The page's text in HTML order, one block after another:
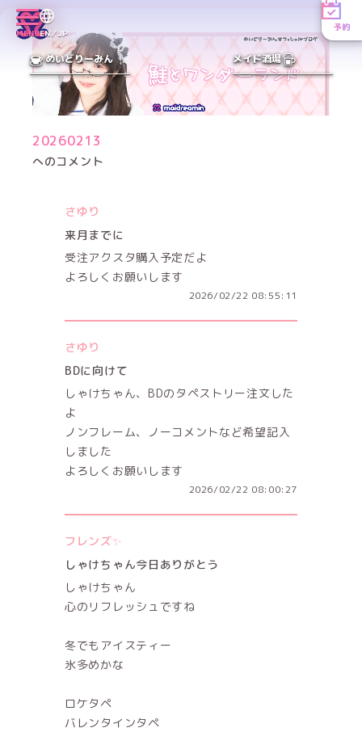
MENUEN／JP
予約
めいどりーみん メイド酒場
20260213
へのコメント
さゆり
来月までに
受注アクスタ購入予定だよ
よろしくお願いします
2026/02/22 08:55:11
さゆり
BDに向けて
しゃけちゃん、BDのタペストリー注文した
よ
ノンフレーム、ノーコメントなど希望記入
しました
よろしくお願いします
2026/02/22 08:00:27
フレンズ✨
しゃけちゃん今日ありがとう
しゃけちゃん
心のリフレッシュですね
冬でもアイスティー
氷多めかな
ロケタペ
バレンタインタペ